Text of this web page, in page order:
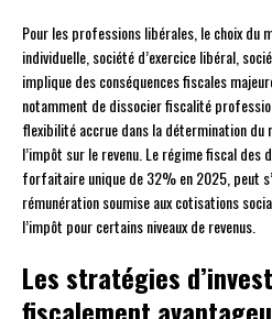
Pour les professions libérales, le choix du
individuelle, société d’exercice libéral,
implique des conséquences fiscales
notamment de dissocier fiscalité
flexibilité accrue dans la détermination du
l’impôt sur le revenu. Le régime fiscal des
forfaitaire unique de 32% en 2025, peut
rémunération soumise aux cotisations
l’impôt pour certains niveaux de revenus.
Les stratégies